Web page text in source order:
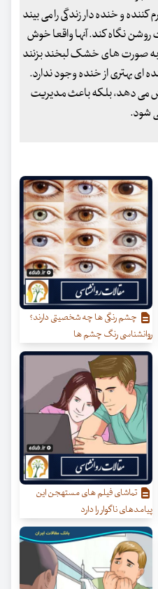
و خنده دار زندگی را می بیند
نگاه کند. آنها واقعا خوش
به صورت های خشک لبخند بزنند
ای بهتری از خنده وجود ندارد.
می دهد، بلکه باعث مدیریت
شود.
چشم رنگی ها چه شخصیتی دارند؟
روانشناسی رنگ چشم ها
تماشای فیلم های مستهجن این
پیامدهای ناگوار را دارد